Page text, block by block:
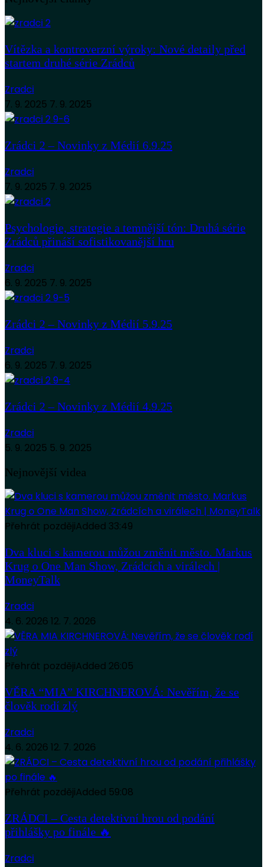
Vítězka a kontroverzní výroky: Nové detaily před
startem druhé série Zrádců
Zradci
7. 9. 2025 7. 9. 2025
Zrádci 2 – Novinky z Médií 6.9.25
Zradci
7. 9. 2025 7. 9. 2025
Psychologie, strategie a temnější tón: Druhá série
Zrádců přináší sofistikovanější hru
Zradci
6. 9. 2025 7. 9. 2025
Zrádci 2 – Novinky z Médií 5.9.25
Zradci
6. 9. 2025 7. 9. 2025
Zrádci 2 – Novinky z Médií 4.9.25
Zradci
5. 9. 2025 5. 9. 2025
Nejnovější videa
Přehrát pozdějiAdded 33:49
Dva kluci s kamerou můžou změnit město. Markus
Krug o One Man Show, Zrádcích a virálech |
MoneyTalk
Zradci
4. 6. 2026 12. 7. 2026
Přehrát pozdějiAdded 26:05
VĚRA “MIA” KIRCHNEROVÁ: Nevěřím, že se
člověk rodí zlý
Zradci
4. 6. 2026 12. 7. 2026
Přehrát pozdějiAdded 59:08
ZRÁDCI – Cesta detektivní hrou od podání
přihlášky po finále 🔥
Zradci